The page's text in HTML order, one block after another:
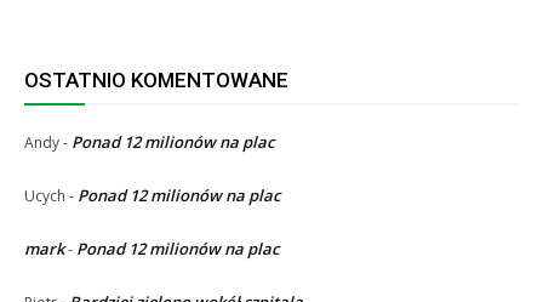
OSTATNIO KOMENTOWANE
Andy- Ponad 12 milionów na plac
Ucych - Ponad 12 milionów na plac
mark- Ponad 12 milionów na plac